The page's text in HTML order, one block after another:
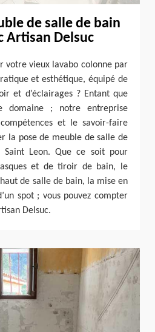
de salle de bain
Artisan Delsuc
votre vieux lavabo colonne par
et esthétique, équipé de
et d’éclairages ? Entant que
domaine ; notre entreprise
et le savoir-faire
la pose de meuble de salle de
Leon. Que ce soit pour
et de tiroir de bain, le
de salle de bain, la mise en
spot ; vous pouvez compter
Delsuc.